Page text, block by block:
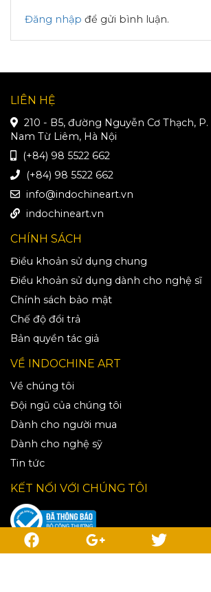
Đăng nhập để gửi bình luận.
LIÊN HỆ
210 - B5, đường Nguyễn Cơ Thạch, P.
Nam Từ Liêm, Hà Nội
(+84) 98 5522 662
(+84) 98 5522 662
info@indochineart.vn
indochineart.vn
CHÍNH SÁCH
Điều khoản sử dụng chung
Điều khoản sử dụng dành cho nghệ sĩ
Chính sách bảo mật
Chế độ đổi trả
Bản quyền tác giả
VỀ INDOCHINE ART
Về chúng tôi
Đội ngũ của chúng tôi
Dành cho người mua
Dành cho nghệ sỹ
Tin tức
KẾT NỐI VỚI CHÚNG TÔI
CTCP Tầm nhìn Mỹ thuật Đông Dương